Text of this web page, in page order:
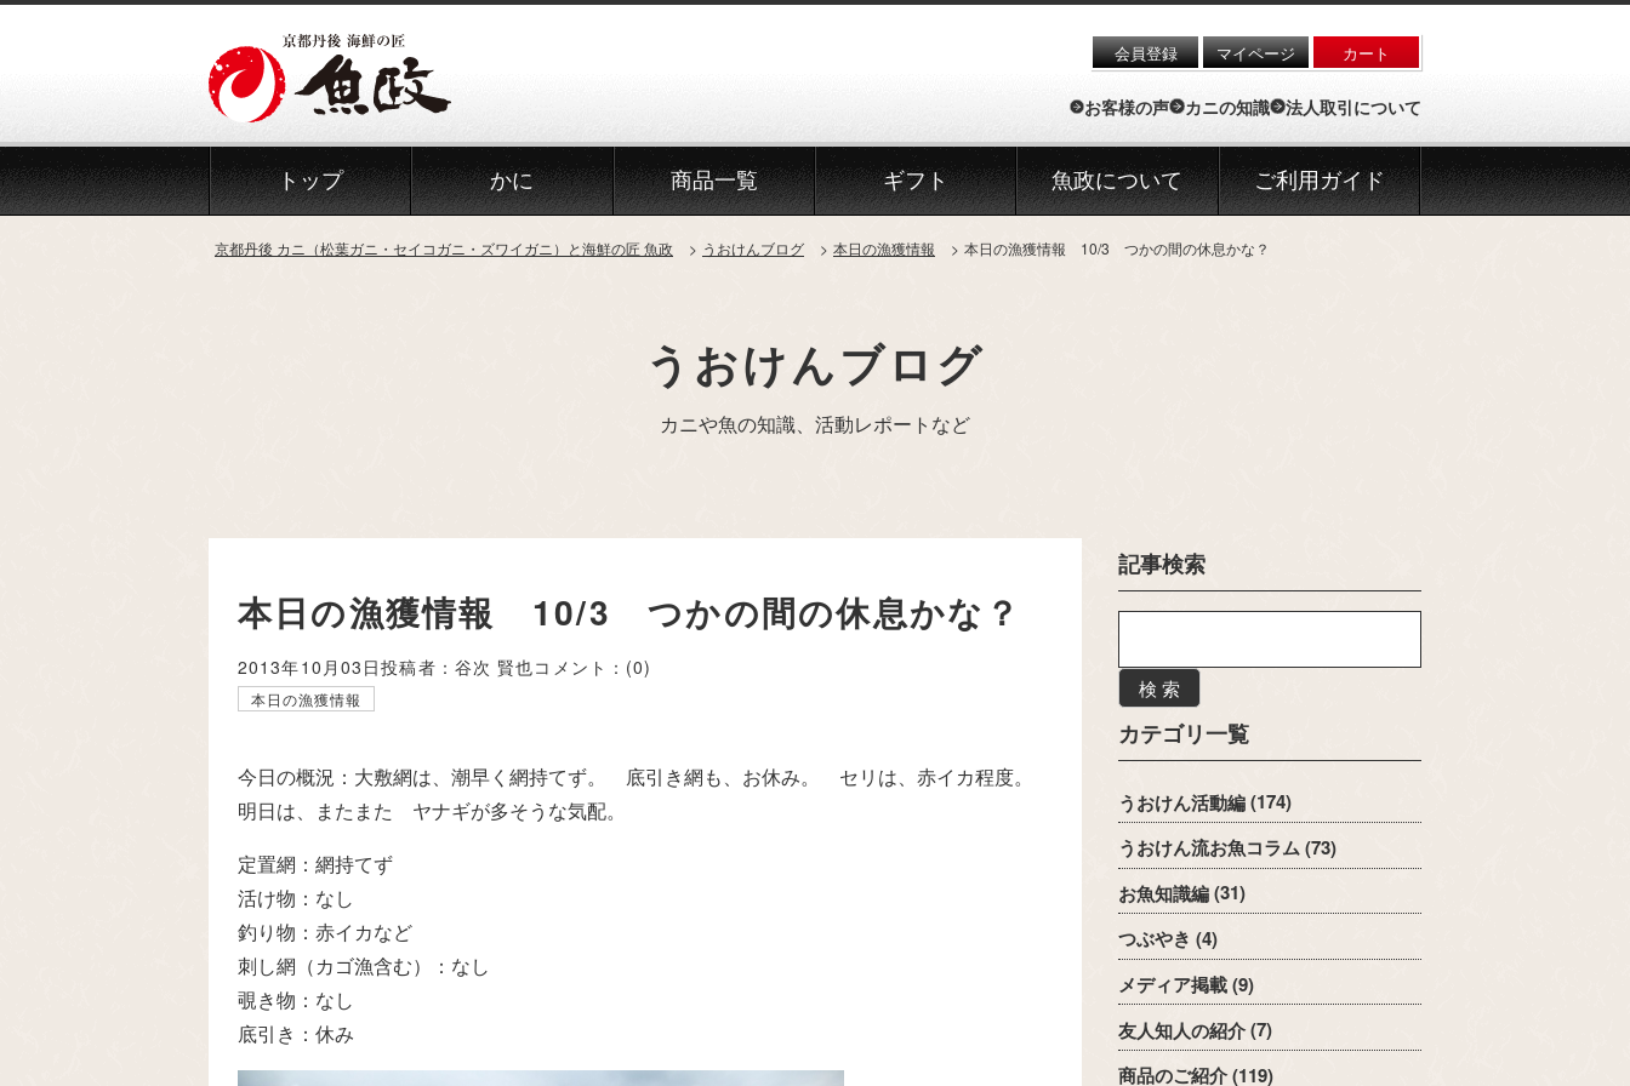
Skip
会員登録 マイページ カート
お客様の声 カニの知識 法人取引について
トップ かに 商品一覧 ギフト 魚政について ご利用ガイド
京都丹後 カニ（松葉ガニ・セイコガニ・ズワイガニ）と海鮮の匠 魚政 うおけんブログ 本日の漁獲情報 本日の漁獲情報 10/3 つかの間の休息かな？
うおけんブログ
カニや魚の知識、活動レポートなど
本日の漁獲情報 10/3 つかの間の休息かな？
2013年10月03日投稿者：谷次 賢也コメント： (0)
本日の漁獲情報
今日の概況：大敷網は、潮早く網持てず。 底引き網も、お休み。 セリは、赤イカ程度。
明日は、またまた ヤナギが多そうな気配。
定置網：網持てず
活け物：なし
釣り物：赤イカなど
刺し網（カゴ漁含む）：なし
覗き物：なし
底引き：休み
記事検索
検 索
カテゴリ一覧
うおけん活動編(174)
うおけん流お魚コラム(73)
お魚知識編(31)
つぶやき (4)
メディア掲載(9)
友人知人の紹介(7)
商品のご紹介(119)